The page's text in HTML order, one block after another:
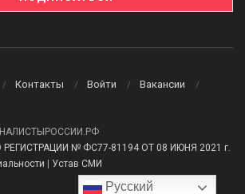
Контакты Войти
Вакансии
№ ФС77-81194 ОТ 08 ИЮНЯ 2021 г.
Устав СМИ
Русский